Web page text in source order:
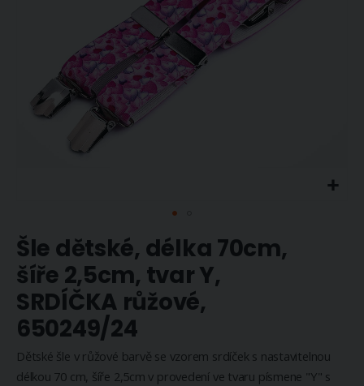
na
začátek
galerie
s
obrázky
Šle dětské, délka 70cm,
šíře 2,5cm, tvar Y,
SRDÍČKA růžové,
650249/24
Dětské šle v růžové barvě se vzorem srdíček s nastavitelnou
délkou 70 cm, šíře 2,5cm v provedení ve tvaru písmene "Y" s